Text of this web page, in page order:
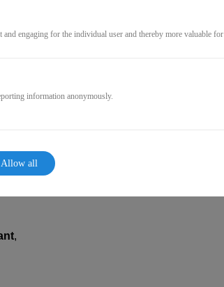
,
engaging for the individual user and thereby more valuable for
information anonymously.
Allow all